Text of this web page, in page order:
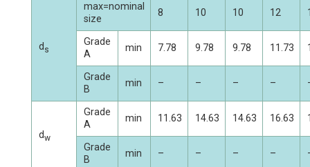
ds
max=nominal
size
8 10 10 12
Grade
A
min 7.78 9.78 9.78 11.73
Grade
B
min – – – –
dw
Grade
A
min 11.63 14.63 14.63 16.63
Grade
B
min – – – –